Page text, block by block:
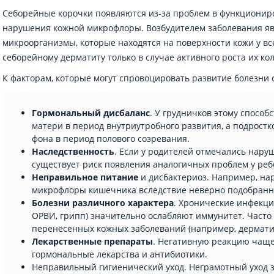
Себорейные корочки появляются из-за проблем в
нарушения кожной микрофлоры. Возбудителем заболевания
микроорганизмы, которые находятся на поверхности кожи у
себорейному дерматиту только в случае активного роста их
К факторам, которые могут спровоцировать развитие болезни
Гормональный дисбаланс. У грудничков этому
матери в период внутриутробного развития, а
фона в период полового созревания.
Наследственность. Если у родителей отмечались
существует риск появления аналогичных проблем у
Неправильное питание и дисбактериоз. Например,
микрофлоры кишечника вследствие неверно
Болезни различного характера. Хронические
ОРВИ, грипп) значительно ослабляют иммунитет. Часто
перенесенных кожных заболеваний (например,
Лекарственные препараты. Негативную реакцию
гормональные лекарства и антибиотики.
Неправильный гигиенический уход. Неграмотный уход